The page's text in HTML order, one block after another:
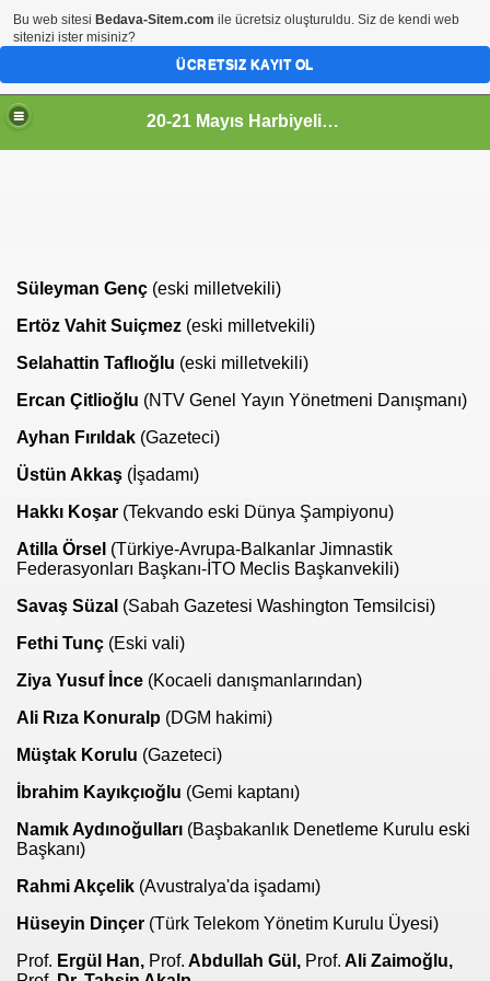
20-21 Mayıs Harbiyelileri
Süleyman Genç (eski milletvekili)
Ertöz Vahit Suiçmez (eski milletvekili)
Selahattin Taflıoğlu (eski milletvekili)
Ercan Çitlioğlu (NTV Genel Yayın Yönetmeni Danışmanı)
Ayhan Fırıldak (Gazeteci)
Üstün Akkaş (İşadamı)
Hakkı Koşar (Tekvando eski Dünya Şampiyonu)
Atilla Örsel (Türkiye-Avrupa-Balkanlar Jimnastik
Federasyonları Başkanı-İTO Meclis Başkanvekili)
Savaş Süzal (Sabah Gazetesi Washington Temsilcisi)
Fethi Tunç (Eski vali)
Ziya Yusuf İnce (Kocaeli danışmanlarından)
Ali Rıza Konuralp (DGM hakimi)
Müştak Korulu (Gazeteci)
İbrahim Kayıkçıoğlu (Gemi kaptanı)
Namık Aydınoğulları (Başbakanlık Denetleme Kurulu eski
Başkanı)
Rahmi Akçelik (Avustralya'da işadamı)
Hüseyin Dinçer (Türk Telekom Yönetim Kurulu Üyesi)
Prof. Ergül Han, Prof. Abdullah Gül, Prof. Ali Zaimoğlu,
ile buluştu.
Bu web sitesi Bedava-Sitem.com ile ücretsiz oluşturuldu. Siz de kendi web
sitenizi ister misiniz?
ÜCRETSIZ KAYIT OL